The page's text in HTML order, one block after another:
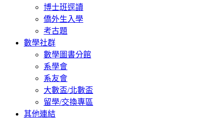
博士班逕讀
僑外生入學
考古題
數學社群
數學圖書分館
系學會
系友會
大數盃/北數盃
留學/交換專區
其他連結